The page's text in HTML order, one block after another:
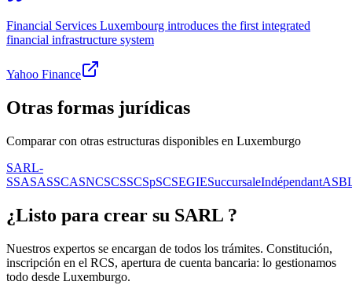
Financial Services Luxembourg introduces the first integrated
financial infrastructure system
Yahoo Finance
Otras formas jurídicas
Comparar con otras estructuras disponibles en Luxemburgo
SARL-
SSASASSCASNCSCSSCSpSCSEGIESuccursaleIndépendant
¿Listo para crear su SARL ?
Nuestros expertos se encargan de todos los trámites. Constitución,
inscripción en el RCS, apertura de cuenta bancaria: lo gestionamos
todo desde Luxemburgo.